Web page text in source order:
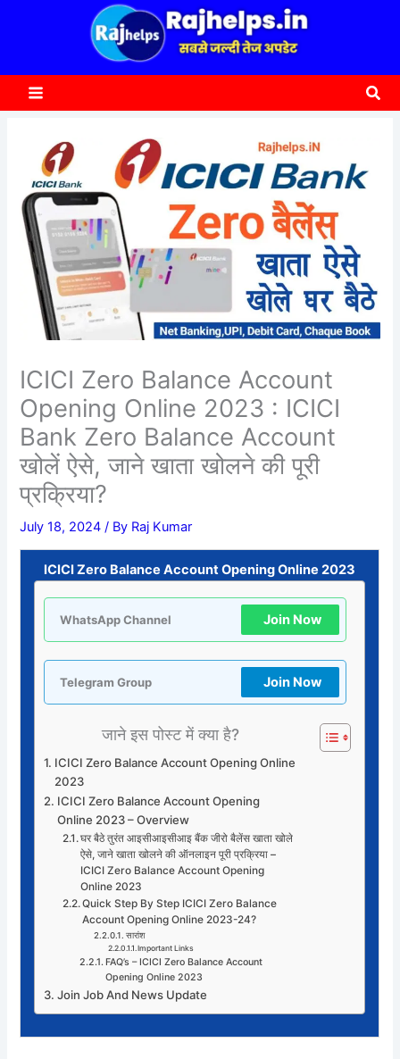
ICICI Zero Balance Account
Opening Online 2023 : ICICI
Bank Zero Balance Account
खोलें ऐसे, जाने खाता खोलने की पूरी
प्रक्रिया?
July 18, 2024/ By Raj Kumar
ICICI Zero Balance Account Opening Online 2023
WhatsApp Channel Join Now
Telegram Group Join Now
जाने इस पोस्ट में क्या है?
ICICI Zero Balance Account Opening Online
2023
ICICI Zero Balance Account Opening
Online 2023 – Overview
घर बैठे तुरंत आइसीआइसीआइ बैंक जीरो बैलेंस खाता खोले
ऐसे, जाने खाता खोलने की ऑनलाइन पूरी प्रक्रिया –
ICICI Zero Balance Account Opening
Online 2023
Quick Step By Step ICICI Zero Balance
Account Opening Online 2023-24?
सारांश
Important Links
FAQ’s – ICICI Zero Balance Account
Opening Online 2023
Join Job And News Update
c